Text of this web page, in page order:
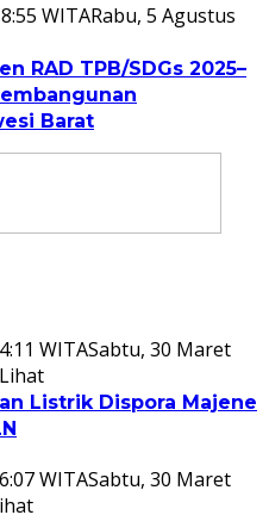
WITARabu, 5 Agustus
RAD TPB/SDGs 2025–
Barat
WITASabtu, 30 Maret
Listrik Dispora Majene
WITASabtu, 30 Maret